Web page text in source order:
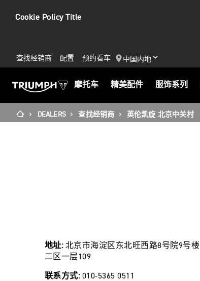
Cookie Policy Title
查找经销商 配置 预约看车 中国内地
摩托车 精美配件 服饰系列
DEALERS 查找经销商 英伦凯旋 北京中关村
地址:北京市海淀区东北旺西路8号院9号楼
二区一层109
联系方式:010-5365 0511